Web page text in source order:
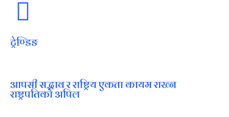
ट्रेण्डिङ
आपसी सद्भाव र राष्ट्रिय एकता कायम राख्न
राष्ट्रपतिको अपिल